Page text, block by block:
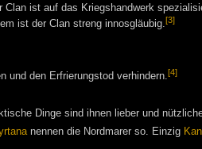
ist auf das Kriegshandwerk
ist der Clan streng innosgläubig.[3]
und den Erfrierungstod verhindern.[4]
Dinge sind ihnen lieber und
nennen die Nordmarer so. Einzig Kan